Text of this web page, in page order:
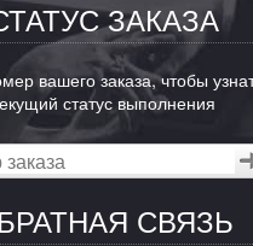
ЗАКАЗА
вашего заказа, чтобы
статус выполнения
СВЯЗЬ